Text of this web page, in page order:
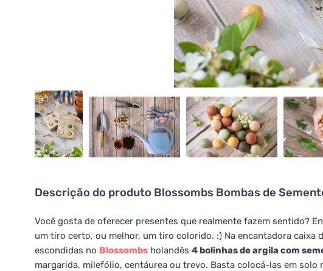
Descrição do produto Blossombs Bombas de
Você gosta de oferecer presentes que realmente fazem sentido?
um tiro certo, ou melhor, um tiro colorido. :) Na encantadora caixa
escondidas no Blossombs holandês 4 bolinhas de argila com
margarida, milefólio, centáurea ou trevo. Basta colocá-las em